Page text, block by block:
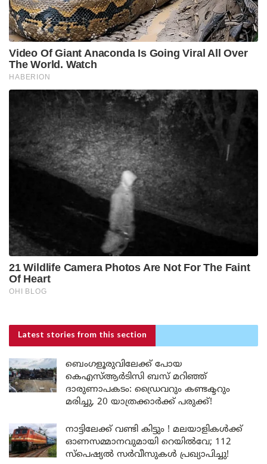
Latest stories from this section
ബെംഗളൂരുവിലേക്ക് പോയ
കെഎസ്ആർടിസി ബസ് മറിഞ്ഞ്
ദാരുണാപകടം: ഡ്രൈവറും കണ്ടക്ടറും
മരിച്ചു, 20 യാത്രക്കാർക്ക് പരുക്ക്!
നാട്ടിലേക്ക് വണ്ടി കിട്ടും ! മലയാളികൾക്ക്
ഓണസമ്മാനവുമായി റെയിൽവേ; 112
സ്പെഷ്യൽ സർവീസുകൾ പ്രഖ്യാപിച്ചു!